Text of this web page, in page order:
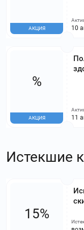
АКЦИЯ 10
%
АКЦИЯ 11
Истекшие
15%